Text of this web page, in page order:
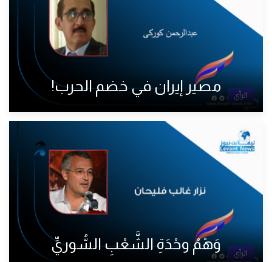
الرأي
مصير إيران في خضم الحرب!
الرأي
وَهْمُ وحْدَةِ الشَّعْبِ السُّوريِّ